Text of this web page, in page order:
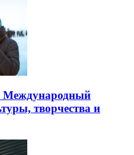
Международный
творчества и